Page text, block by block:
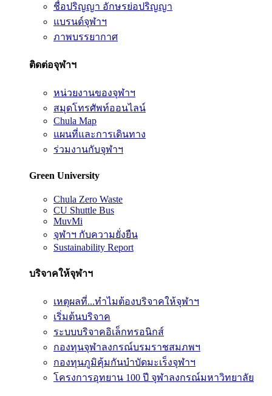
ชื่อปริญญา อักษรย่อปริญญา
แบรนด์จุฬาฯ
ภาพบรรยากาศ
ติดต่อจุฬาฯ
หน่วยงานของจุฬาฯ
สมุดโทรศัพท์ออนไลน์
Chula Map
แผนที่และการเดินทาง
ร่วมงานกับจุฬาฯ
Green University
Chula Zero Waste
CU Shuttle Bus
MuvMi
จุฬาฯ กับความยั่งยืน
Sustainability Report
บริจาคให้จุฬาฯ
เหตุผลที่...ทำไมต้องบริจาคให้จุฬาฯ
เริ่มต้นบริจาค
ระบบบริจาคอิเล็กทรอนิกส์
กองทุนจุฬาลงกรณ์บรมราชสมภพฯ
กองทุนภูมิคุ้มกันบำบัดมะเร็งจุฬาฯ
โครงการอุทยาน 100 ปี จุฬาลงกรณ์มหาวิทยาลัย